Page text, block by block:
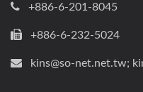
+886-6-201-8045
+886-6-232-5024
kins@so-net.net.tw;